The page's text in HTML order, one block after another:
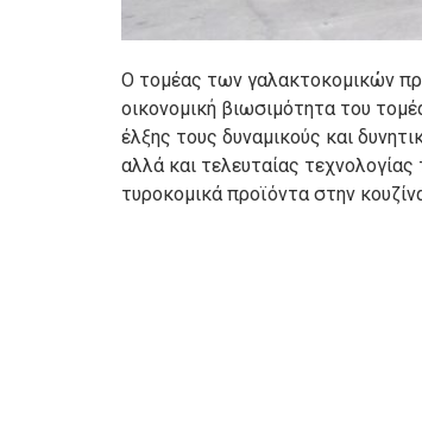
Ο τομέας των γαλακτοκομικών
οικονομική βιωσιμότητα του
έλξης τους δυναμικούς και
αλλά και τελευταίας
τυροκομικά προϊόντα στην